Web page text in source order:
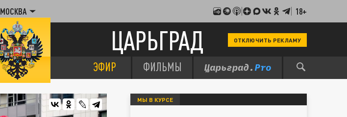
МОСКВА 18+
ЦАРЬГРАД ОТКЛЮЧИТЬ РЕКЛАМУ
ЭФИР ФИЛЬМЫ
МЫ В КУРСЕ